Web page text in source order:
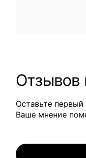
Отзывов
Оставьте первый
Ваше мнение